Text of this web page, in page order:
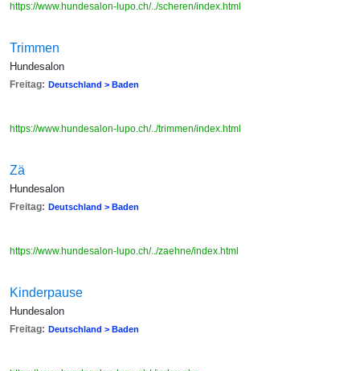
https://www.hundesalon-lupo.ch/../scheren/index.html
Trimmen
Hundesalon
Freitag: Deutschland > Baden
https://www.hundesalon-lupo.ch/../trimmen/index.html
Zä
Hundesalon
Freitag: Deutschland > Baden
https://www.hundesalon-lupo.ch/../zaehne/index.html
Kinderpause
Hundesalon
Freitag: Deutschland > Baden